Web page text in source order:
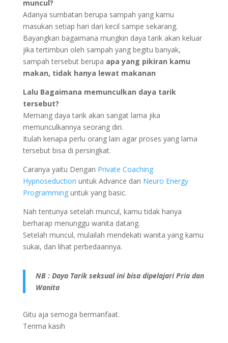
muncul?
Adanya sumbatan berupa sampah yang kamu
masukan setiap hari dari kecil sampe sekarang.
Bayangkan bagaimana mungkin daya tarik akan keluar
jika tertimbun oleh sampah yang begitu banyak,
sampah tersebut berupa apa yang pikiran kamu
makan, tidak hanya lewat makanan
Lalu Bagaimana memunculkan daya tarik
tersebut?
Memang daya tarik akan sangat lama jika
memunculkannya seorang diri.
Itulah kenapa perlu orang lain agar proses yang lama
tersebut bisa di persingkat.
Caranya yaitu Dengan Private Coaching
Hypnoseduction untuk Advance dan Neuro Energy
Programminguntuk yang basic.
Nah tentunya setelah muncul, kamu tidak hanya
berharap menunggu wanita datang.
Setelah muncul, mulailah mendekati wanita yang kamu
sukai, dan lihat perbedaannya.
NB : Daya Tarik seksual ini bisa dipelajari Pria dan
Wanita
Gitu aja semoga bermanfaat.
Terima kasih